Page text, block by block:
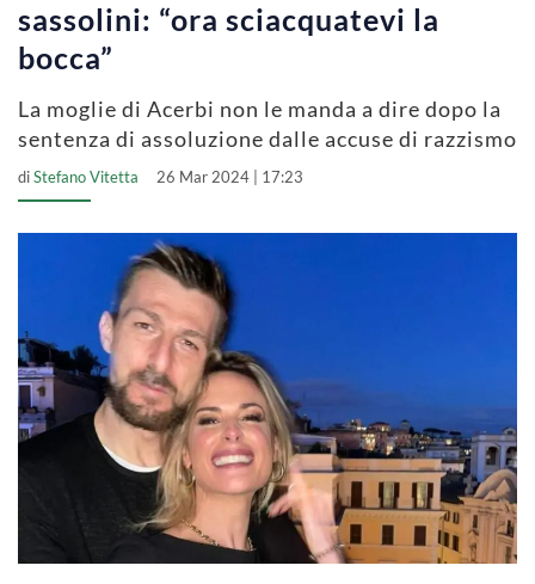
sassolini: “ora sciacquatevi la
bocca”
La moglie di Acerbi non le manda a dire dopo la
sentenza di assoluzione dalle accuse di razzismo
diStefano Vitetta 26 Mar 2024 | 17:23